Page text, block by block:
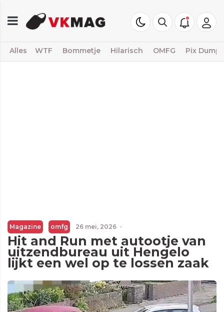
Alles WTF Bommetje Hilarisch OMFG Pix Dump
Magazine omfg 26 mei, 2026 ·
Hit and Run met autootje van
uitzendbureau uit Hengelo
lijkt een wel op te lossen zaak